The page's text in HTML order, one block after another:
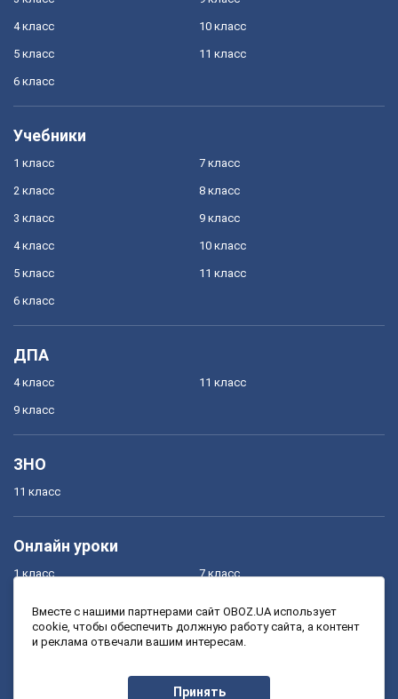
4 класс
5 класс
6 класс
10 класс
11 класс
Учебники
1 класс
2 класс
3 класс
4 класс
5 класс
6 класс
7 класс
8 класс
9 класс
10 класс
11 класс
ДПА
4 класс
9 класс
11 класс
ЗНО
11 класс
Онлайн уроки
1 класс
3 класс
7 класс
9 класс
Вместе с нашими партнерами сайт OBOZ.UA использует
cookie, чтобы обеспечить должную работу сайта, а контент
и реклама отвечали вашим интересам.
Принять